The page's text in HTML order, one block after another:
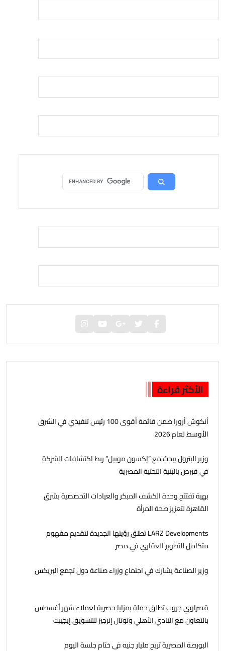
الأكثر قراءة
أنكوش أرورا ضمن قائمة أقوى 100 رئيس تنفيذي في الشرق
الأوسط لعام 2026
وزير البترول يبحث مع “إكسون موبيل” ربط اكتشافات الشركة
في قبرص بالبنية التحتية المصرية
بهية تفتتح وحدة الكشف المبكر والعيادات التخصصية بشرق
القاهرة لتعزيز صحة المرأة
LARZ Developments تطلق رؤيتها الجديدة لتقديم مفهوم
متكامل للتطوير العقاري في مصر
وزير الصناعة يشارك في اجتماع وزراء صناعة دول تجمع البريكس
قصراوي جروب تطلق حملة بمزايا حصرية لعملاء شهر أغسطس
بالتعاون مع النادي الأهلي وتوتال إنرجيز للتسويق إيجيبت
البورصة المصرية تربح مليار جنيه فى ختام جلسة اليوم